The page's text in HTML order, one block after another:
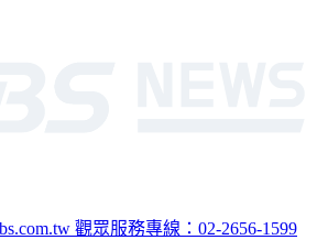
觀眾服務專線：02-2656-1599